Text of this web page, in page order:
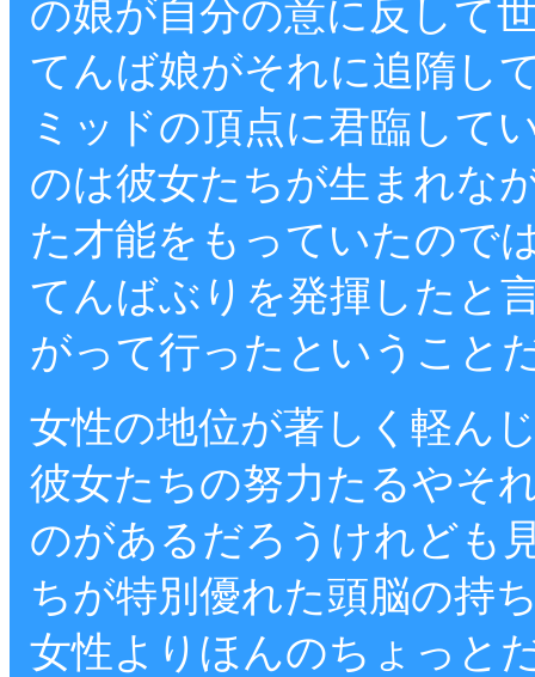
の娘が自分の意に反して
てんば娘がそれに追隋し
ミッドの頂点に君臨して
のは彼女たちが生まれな
た才能をもっていたので
てんばぶりを発揮したと
がって行ったということ
女性の地位が著しく軽ん
彼女たちの努力たるやそ
のがあるだろうけれども
ちが特別優れた頭脳の持
女性よりほんのちょっと